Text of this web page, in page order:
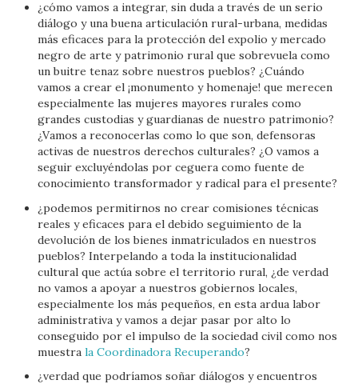
¿cómo vamos a integrar, sin duda a través de un serio
diálogo y una buena articulación rural-urbana, medidas
más eficaces para la protección del expolio y mercado
negro de arte y patrimonio rural que sobrevuela como
un buitre tenaz sobre nuestros pueblos? ¿Cuándo
vamos a crear el ¡monumento y homenaje! que merecen
especialmente las mujeres mayores rurales como
grandes custodias y guardianas de nuestro patrimonio?
¿Vamos a reconocerlas como lo que son, defensoras
activas de nuestros derechos culturales? ¿O vamos a
seguir excluyéndolas por ceguera como fuente de
conocimiento transformador y radical para el presente?
¿podemos permitirnos no crear comisiones técnicas
reales y eficaces para el debido seguimiento de la
devolución de los bienes inmatriculados en nuestros
pueblos? Interpelando a toda la institucionalidad
cultural que actúa sobre el territorio rural, ¿de verdad
no vamos a apoyar a nuestros gobiernos locales,
especialmente los más pequeños, en esta ardua labor
administrativa y vamos a dejar pasar por alto lo
conseguido por el impulso de la sociedad civil como nos
muestrala Coordinadora Recuperando?
¿verdad que podríamos soñar diálogos y encuentros